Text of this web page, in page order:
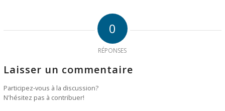
0
RÉPONSES
Laisser un commentaire
Participez-vous à la discussion?
N'hésitez pas à contribuer!